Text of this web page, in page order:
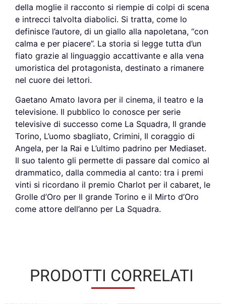
della moglie il racconto si riempie di colpi di scena
e intrecci talvolta diabolici. Si tratta, come lo
definisce l’autore, di un giallo alla napoletana, “con
calma e per piacere”. La storia si legge tutta d’un
fiato grazie al linguaggio accattivante e alla vena
umoristica del protagonista, destinato a rimanere
nel cuore dei lettori.
Gaetano Amato lavora per il cinema, il teatro e la
televisione. Il pubblico lo conosce per serie
televisive di successo come La Squadra, Il grande
Torino, L’uomo sbagliato, Crimini, Il coraggio di
Angela, per la Rai e L’ultimo padrino per Mediaset.
Il suo talento gli permette di passare dal comico al
drammatico, dalla commedia al canto: tra i premi
vinti si ricordano il premio Charlot per il cabaret, le
Grolle d’Oro per Il grande Torino e il Mirto d’Oro
come attore dell’anno per La Squadra.
PRODOTTI CORRELATI